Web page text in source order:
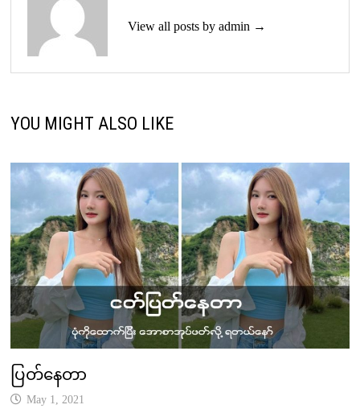
View all posts by admin →
YOU MIGHT ALSO LIKE
ပြတ်နေတာ
May 1, 2021